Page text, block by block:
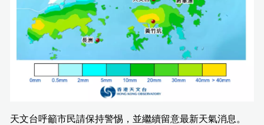
天文台呼籲市民請保持警惕，並繼續留意最新天氣消息。